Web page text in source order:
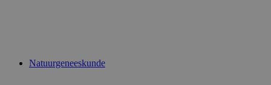
Natuurgeneeskunde